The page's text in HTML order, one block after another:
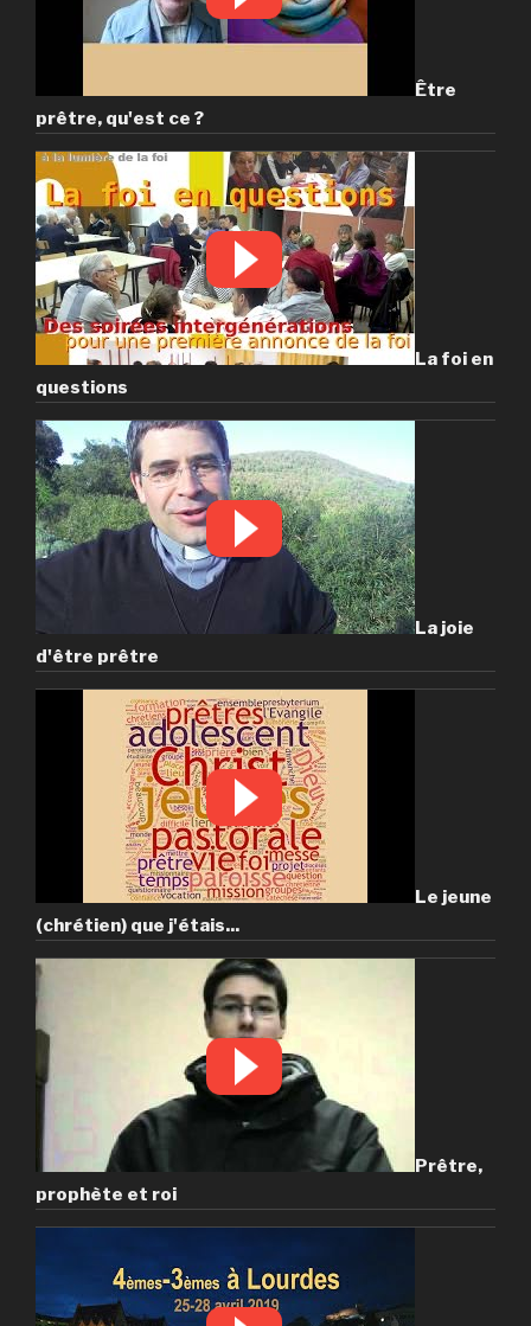
Être
prêtre, qu'est ce ?
La foi en
questions
La joie
d'être prêtre
Le jeune
(chrétien) que j'étais...
Prêtre,
prophète et roi